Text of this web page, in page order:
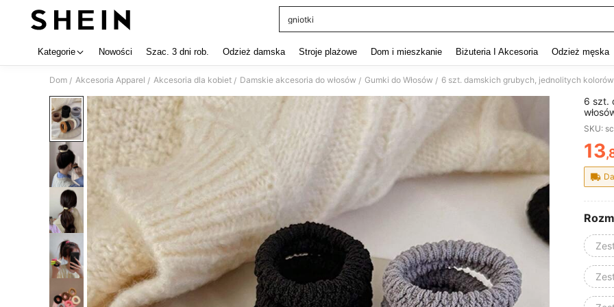
gniotki
Kategorie Nowości Szac. 3 dni rob. Odzież damska Stroje plażowe Dom i mieszkanie Biżuteria I Akcesoria Odzież męska
Dom / Akcesoria Apparel / Akcesoria dla kobiet / Damskie akcesoria do włosów / Gumki do Włosów /
6 szt.
kobiet
SKU:
13